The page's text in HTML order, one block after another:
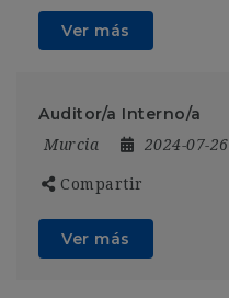
Ver más
Auditor/a Interno/a
Murcia 2024-07-26
Compartir
Ver más